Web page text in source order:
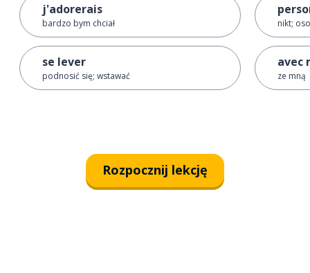
j'adorerais
bardzo bym chciał
se lever
podnosić się; wstawać
nikt;
avec
ze mną
Rozpocznij lekcję